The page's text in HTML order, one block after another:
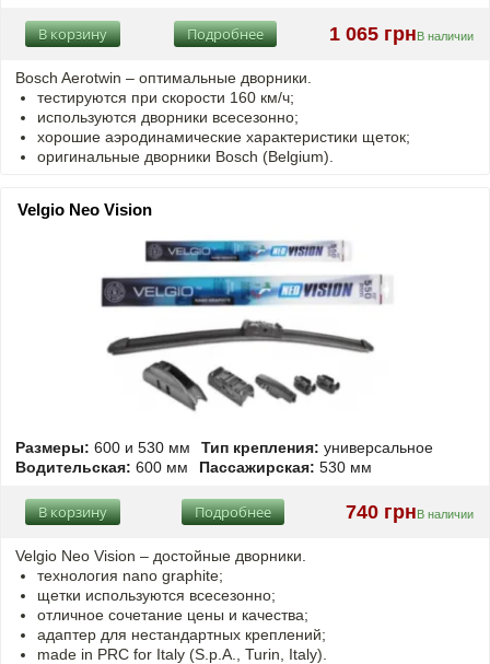
1 065 грн В наличии
Подробнее
В корзину
Bosch Aerotwin – оптимальные дворники.
тестируются при скорости 160 км/ч;
используются дворники всесезонно;
хорошие аэродинамические характеристики щеток;
оригинальные дворники Bosch (Belgium).
Velgio Neo Vision
Размеры: 600 и 530 мм Тип крепления: универсальное
Водительская: 600 мм Пассажирская: 530 мм
740 грнВ наличии
Подробнее
В корзину
Velgio Neo Vision – достойные дворники.
технология nano graphite;
щетки используются всесезонно;
отличное сочетание цены и качества;
адаптер для нестандартных креплений;
made in PRC for Italy (S.p.A., Turin, Italy).